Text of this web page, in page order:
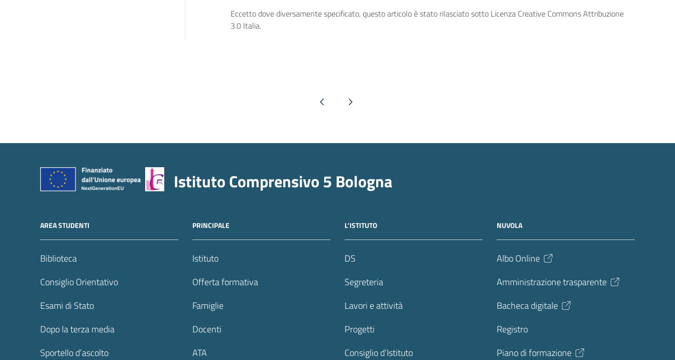
Eccetto dove diversamente specificato, questo articolo è stato rilasciato sotto Licenza Creative Commons Attribuzione
3.0 Italia.
Pagina precedentePagina successiva
Istituto Comprensivo 5 Bologna
AREA STUDENTI
Biblioteca
Consiglio Orientativo
Esami di Stato
Dopo la terza media
Sportello d’ascolto
PRINCIPALE
Istituto
Offerta formativa
Famiglie
Docenti
ATA
L’ISTITUTO
DS
Segreteria
Lavori e attività
Progetti
Consiglio d’Istituto
NUVOLA
Albo Online
Amministrazione trasparente
Bacheca digitale
Registro
Piano di formazione